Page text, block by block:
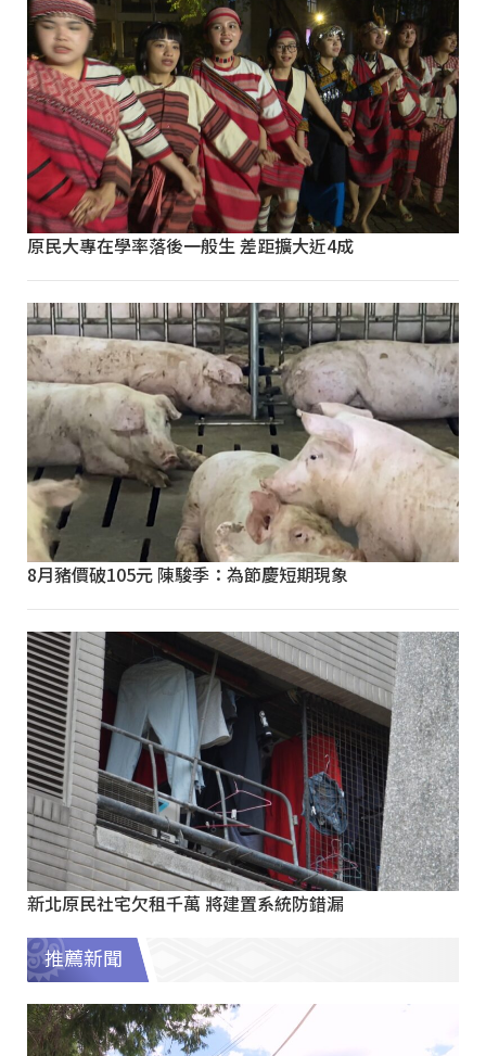
原民大專在學率落後一般生 差距擴大近4成
8月豬價破105元 陳駿季：為節慶短期現象
新北原民社宅欠租千萬 將建置系統防錯漏
推薦新聞